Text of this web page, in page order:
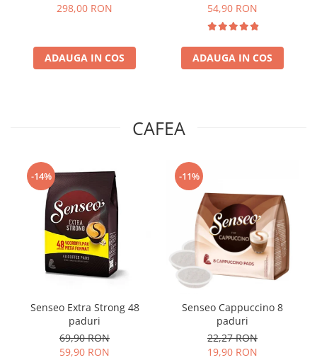
298,00 RON
ADAUGA IN COS
54,90 RON
ADAUGA IN COS
CAFEA
-14%
Senseo Extra Strong 48
paduri
69,90 RON
59,90 RON
-11%
Senseo Cappuccino 8
paduri
22,27 RON
19,90 RON